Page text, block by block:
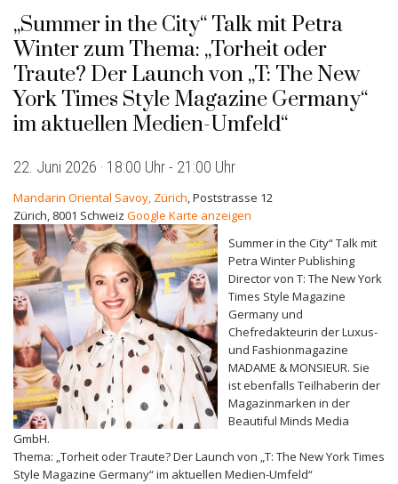
„Summer in the City“ Talk mit Petra
Winter zum Thema: „Torheit oder
Traute? Der Launch von „T: The New
York Times Style Magazine Germany“
im aktuellen Medien-Umfeld“
22. Juni 2026 · 18:00 Uhr- 21:00 Uhr
Mandarin Oriental Savoy, Zürich,Poststrasse 12
Zürich, 8001 Schweiz Google Karte anzeigen
Summer in the City“ Talk mit
Petra Winter Publishing
Director von T: The New York
Times Style Magazine
Germany und
Chefredakteurin der Luxus-
und Fashionmagazine
MADAME & MONSIEUR. Sie
ist ebenfalls Teilhaberin der
Magazinmarken in der
Beautiful Minds Media
GmbH.
Thema: „Torheit oder Traute? Der Launch von „T: The New York Times
Style Magazine Germany“ im aktuellen Medien-Umfeld“